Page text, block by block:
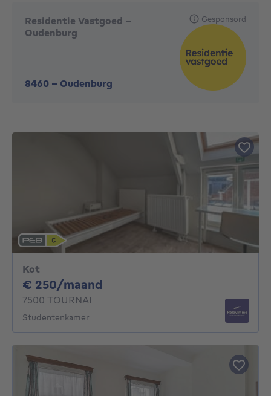
Residentie Vastgoed -
Oudenburg
8460 - Oudenburg
Gesponsord
Kot
€ 250/maand
7500 TOURNAI
Studentenkamer